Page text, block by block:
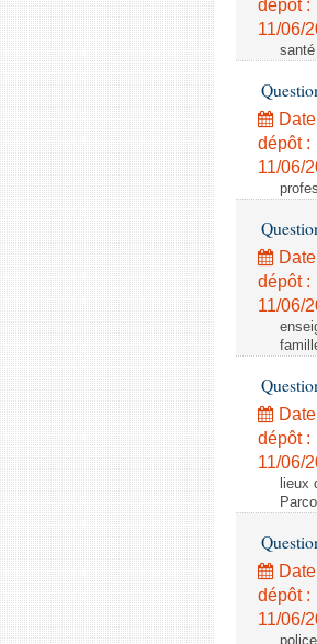
dépôt :
11/06/
dépôt :
11/06/
dépôt :
11/06/
dépôt :
11/06/
lieux
dépôt :
11/06/